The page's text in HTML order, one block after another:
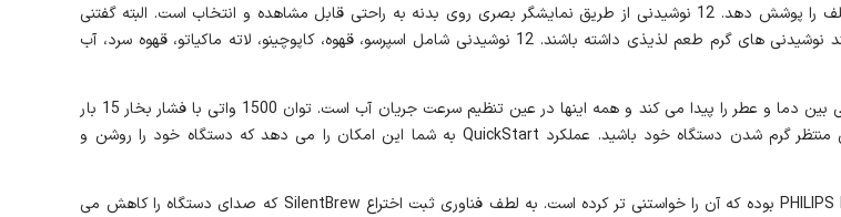
امکان تهیه 12 نوشیدنی گرم و سرد موجب شده تا به خوبی سلیقه و ذائقه های افراد مختلف را پوشش دهد. 12 نوشیدنی از طریق نمایشگر بصری روی بدنه به راحتی قابل مشاهده و انتخاب است. البته گفتنی
است که شرکت فیلیپس سیستم دم کردن خود را کالیبره کرده‌ تا حتی قهوه ‌های سرد نیز مانند نوشیدنی‌ های گرم طعم لذیذی داشته باشند. 12 نوشیدنی شامل اسپرسو، قهوه، کاپوچینو، لاته ماکیاتو، قهوه سرد، آب
سیستم عصاره عطر فیلیپس با حفظ دمای آب بین 90 تا 98 درجه سانتی گراد تعادل ایده آلی بین دما و عطر را پیدا می کند و همه اینها در عین تنظیم سرعت جریان آب است. توان 1500 واتی با فشار بخار 15 بار
تاثیر بسزایی در تهیه سریع و عالی نوشیدنی دارند. همچنین لازم نیست مدت زمان طولانی منتظر گرم شدن دستگاه خود باشید. عملکرد QuickStart به شما این امکان را می دهد که دستگاه خود را روشن و
تهیه انواع نوشیدنی های گرم و سرد در سکوت و آرامش مزیت مهم دیگر اسپرسوساز PHILIPS EP4446 بوده که آن را خواستنی تر کرده است. به لطف فناوری ثبت اختراع SilentBrew که صدای دستگاه را کاهش می